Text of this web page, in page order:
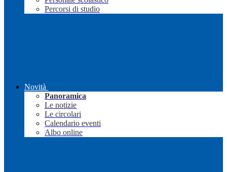
Percorsi di studio
Novità
Panoramica
Le notizie
Le circolari
Calendario eventi
Albo online